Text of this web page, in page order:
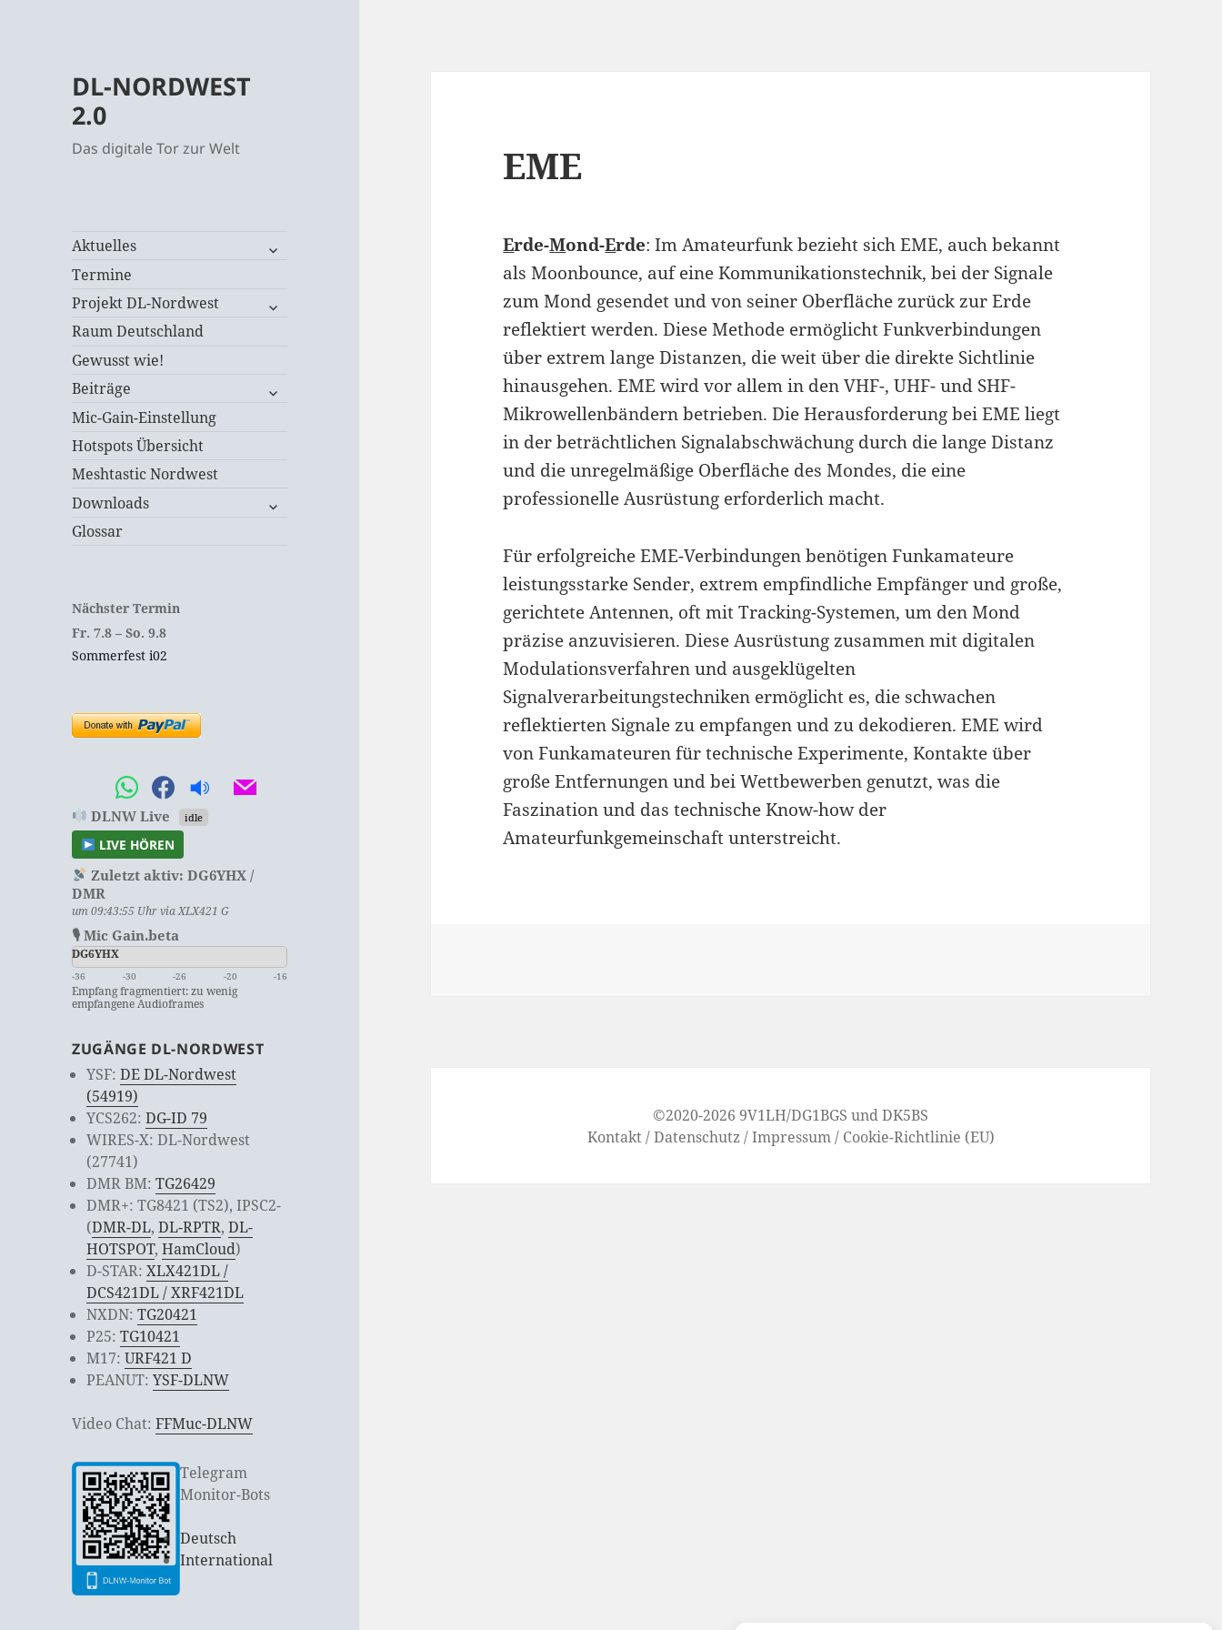
DL-NORDWEST
2.0
Das digitale Tor zur Welt
Aktuelles
untermenü
Termine
Projekt DL-Nordwest
untermenü
Raum Deutschland
Gewusst wie!
Beiträge
untermenü
Mic-Gain-Einstellung
Hotspots Übersicht
Meshtastic Nordwest
Downloads
untermenü
Glossar
Nächster Termin
Fr. 7.8 –So. 9.8
Sommerfest i02
DLNW Live idle
LIVE HÖREN
Zuletzt aktiv: DG6YHX /
DMR
um 09:43:55 Uhr via XLX421 G
🎙 Mic Gain.beta
DG6YHX
-36 -30 -26 -20 -16
Empfang fragmentiert: zu wenig
empfangene Audioframes
ZUGÄNGE DL-NORDWEST
YSF:DE DL-Nordwest
(54919)
YCS262:DG-ID 79
WIRES-X: DL-Nordwest
(27741)
DMR BM:TG26429
DMR+: TG8421 (TS2), IPSC2-
(DMR-DL,DL-RPTR,DL-
HOTSPOT,HamCloud)
D-STAR:XLX421DL /
DCS421DL / XRF421DL
NXDN:TG20421
P25:TG10421
M17:URF421 D
PEANUT:YSF-DLNW
Video Chat:FFMuc-DLNW
Telegram
Monitor-Bots
Deutsch
International
EME
Erde-Mond-Erde: Im Amateurfunk bezieht sich EME, auch bekannt
als Moonbounce, auf eine Kommunikationstechnik, bei der Signale
zum Mond gesendet und von seiner Oberfläche zurück zur Erde
reflektiert werden. Diese Methode ermöglicht Funkverbindungen
über extrem lange Distanzen, die weit über die direkte Sichtlinie
hinausgehen. EME wird vor allem in den VHF-, UHF- und SHF-
Mikrowellenbändern betrieben. Die Herausforderung bei EME liegt
in der beträchtlichen Signalabschwächung durch die lange Distanz
und die unregelmäßige Oberfläche des Mondes, die eine
professionelle Ausrüstung erforderlich macht.
Für erfolgreiche EME-Verbindungen benötigen Funkamateure
leistungsstarke Sender, extrem empfindliche Empfänger und große,
gerichtete Antennen, oft mit Tracking-Systemen, um den Mond
präzise anzuvisieren. Diese Ausrüstung zusammen mit digitalen
Modulationsverfahren und ausgeklügelten
Signalverarbeitungstechniken ermöglicht es, die schwachen
reflektierten Signale zu empfangen und zu dekodieren. EME wird
von Funkamateuren für technische Experimente, Kontakte über
große Entfernungen und bei Wettbewerben genutzt, was die
Faszination und das technische Know-how der
Amateurfunkgemeinschaft unterstreicht.
©2020-2026 9V1LH/DG1BGS undDK5BS
Kontakt/Datenschutz/Impressum/ Cookie-Richtlinie (EU)